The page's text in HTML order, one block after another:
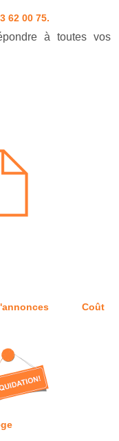
62 00 75.
à toutes vos
Coût